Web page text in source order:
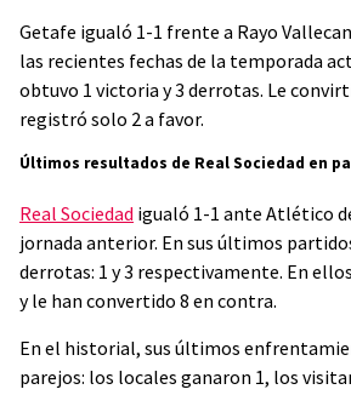
Getafe igualó 1-1 frente a Rayo
las recientes fechas de la temporada
obtuvo 1 victoria y 3 derrotas. Le
registró solo 2 a favor.
Últimos resultados de Real Sociedad en
Real Sociedad igualó 1-1 ante Atlético
jornada anterior. En sus últimos
derrotas: 1 y 3 respectivamente. En
y le han convertido 8 en contra.
En el historial, sus últimos
parejos: los locales ganaron 1, los